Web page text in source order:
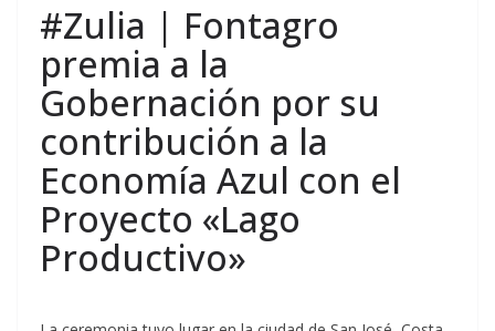
#Zulia | Fontagro
premia a la
Gobernación por su
contribución a la
Economía Azul con el
Proyecto «Lago
Productivo»